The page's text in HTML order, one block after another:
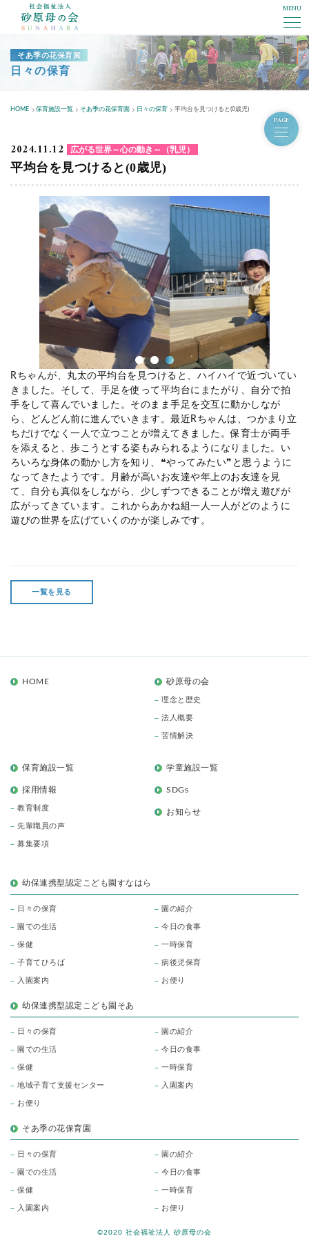
MENU
そあ季の花保育園
日々の保育
HOME 保育施設一覧 そあ季の花保育園 日々の保育 平均台を見つけると(0歳児)
PAGE
2024.11.12 広がる世界～心の動き～（乳児）
平均台を見つけると(0歳児)
Rちゃんが、丸太の平均台を見つけると、ハイハイで近づいてい
きました。そして、手足を使って平均台にまたがり、自分で拍
手をして喜んでいました。そのまま手足を交互に動かしなが
ら、どんどん前に進んでいきます。最近 Rちゃんは、つかまり立
ちだけでなく一人で立つことが増えてきました。保育士が両手
を添えると、歩こうとする姿もみられるようになりました。い
ろいろな身体の動かし方を知り、❝やってみたい❞と思うように
なってきたようです。月齢が高いお友達や年上のお友達を見
て、自分も真似をしながら、少しずつできることが増え遊びが
広がってきています。これからあかね組一人一人がどのように
遊びの世界を広げていくのかが楽しみです。
一覧を見る
HOME 砂原母の会
理念と歴史
法人概要
苦情解決
保育施設一覧 学童施設一覧
採用情報
教育制度
先輩職員の声
募集要項
SDGs
お知らせ
幼保連携型認定こども園すなはら
日々の保育 園の紹介
園での生活 今日の食事
保健 一時保育
子育てひろば 病後児保育
入園案内 お便り
幼保連携型認定こども園そあ
日々の保育 園の紹介
園での生活 今日の食事
保健 一時保育
地域子育て支援センター 入園案内
お便り
そあ季の花保育園
日々の保育 園の紹介
園での生活 今日の食事
保健 一時保育
入園案内 お便り
©2020 社会福祉法人 砂原母の会